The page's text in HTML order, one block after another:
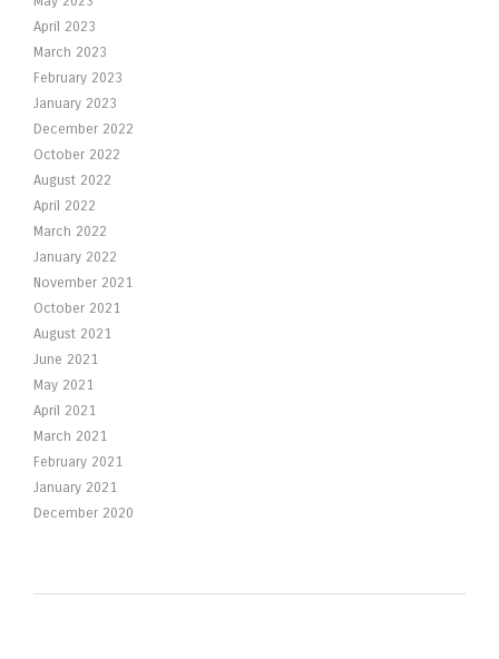
April 2023
March 2023
February 2023
January 2023
December 2022
October 2022
August 2022
April 2022
March 2022
January 2022
November 2021
October 2021
August 2021
June 2021
May 2021
April 2021
March 2021
February 2021
January 2021
December 2020